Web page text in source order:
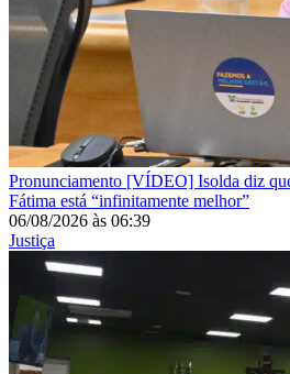
Pronunciamento [VÍDEO] Isolda diz
Fátima está “infinitamente melhor”
06/08/2026 às 06:39
Justiça